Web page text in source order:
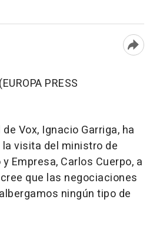
PRESS
Vox, Ignacio Garriga, ha
visita del ministro de
Empresa, Carlos Cuerpo, a
que las negociaciones
ningún tipo de